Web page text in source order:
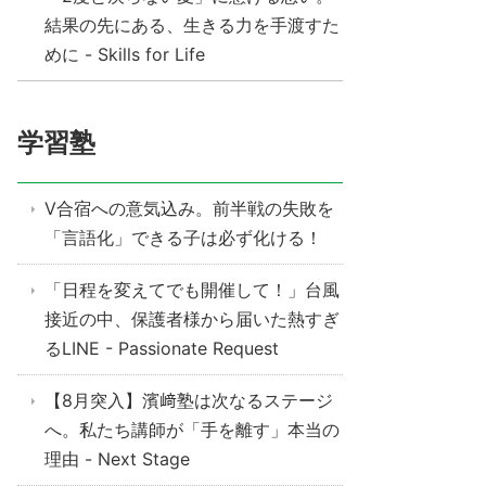
結果の先にある、生きる力を手渡すた
めに - Skills for Life
学習塾
V合宿への意気込み。前半戦の失敗を
「言語化」できる子は必ず化ける！
「日程を変えてでも開催して！」台風
接近の中、保護者様から届いた熱すぎ
るLINE - Passionate Request
【8月突入】濱﨑塾は次なるステージ
へ。私たち講師が「手を離す」本当の
理由 - Next Stage